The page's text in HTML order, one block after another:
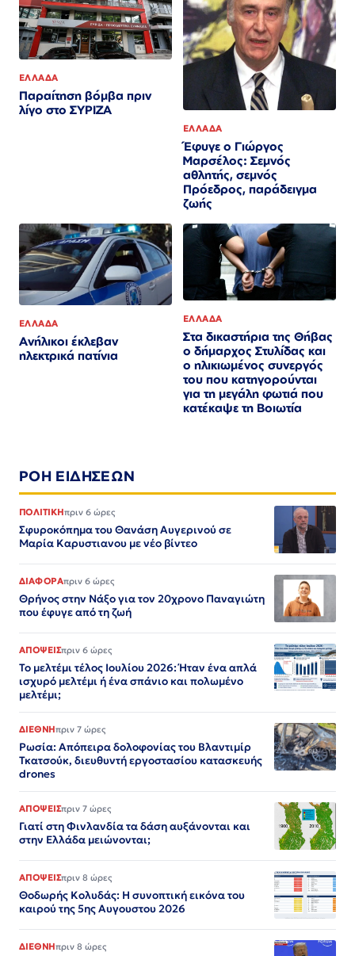
ΕΛΛΑΔΑ
Παραίτηση βόμβα πριν
λίγο στο ΣΥΡΙΖΑ
ΕΛΛΑΔΑ
Έφυγε ο Γιώργος
Μαρσέλος: Σεμνός
αθλητής, σεμνός
Πρόεδρος, παράδειγμα
ζωής
ΕΛΛΑΔΑ
Ανήλικοι έκλεβαν
ηλεκτρικά πατίνια
ΕΛΛΑΔΑ
Στα δικαστήρια της Θήβας
ο δήμαρχος Στυλίδας και
ο ηλικιωμένος συνεργός
του που κατηγορούνται
για τη μεγάλη φωτιά που
κατέκαψε τη Βοιωτία
ΡΟΗ ΕΙΔΗΣΕΩΝ
ΠΟΛΙΤΙΚΗπριν 6 ώρες
Σφυροκόπημα του Θανάση Αυγερινού σε
Μαρία Καρυστιανου με νέο βίντεο
ΔΙΑΦΟΡΑπριν 6 ώρες
Θρήνος στην Νάξο για τον 20χρονο Παναγιώτη
που έφυγε από τη ζωή
ΑΠΟΨΕΙΣπριν 6 ώρες
Το μελτέμι τέλος Ιουλίου 2026: Ήταν ένα απλά
ισχυρό μελτέμι ή ένα σπάνιο και πολωμένο
μελτέμι;
ΔΙΕΘΝΗπριν 7 ώρες
Ρωσία: Απόπειρα δολοφονίας του Βλαντιμίρ
Τκατσούκ, διευθυντή εργοστασίου κατασκευής
drones
ΑΠΟΨΕΙΣπριν 7 ώρες
Γιατί στη Φινλανδία τα δάση αυξάνονται και
στην Ελλάδα μειώνονται;
ΑΠΟΨΕΙΣπριν 8 ώρες
Θοδωρής Κολυδάς: Η συνοπτική εικόνα του
καιρού της 5ης Αυγουστου 2026
ΔΙΕΘΝΗπριν 8 ώρες